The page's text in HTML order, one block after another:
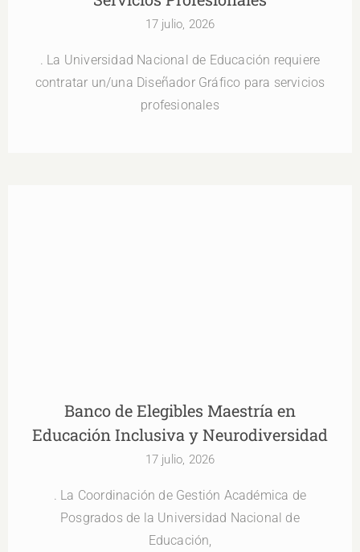
17 julio, 2026
. La Universidad Nacional de Educación requiere
contratar un/una Diseñador Gráfico para servicios
profesionales
Banco de Elegibles Maestría en
Educación Inclusiva y Neurodiversidad
17 julio, 2026
. La Coordinación de Gestión Académica de
Posgrados de la Universidad Nacional de
Educación,